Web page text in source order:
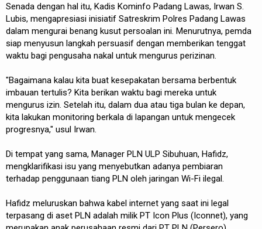
Senada dengan hal itu, Kadis Kominfo Padang Lawas, Irwan S.
Lubis, mengapresiasi inisiatif Satreskrim Polres Padang Lawas
dalam mengurai benang kusut persoalan ini. Menurutnya, pemda
siap menyusun langkah persuasif dengan memberikan tenggat
waktu bagi pengusaha nakal untuk mengurus perizinan.
"Bagaimana kalau kita buat kesepakatan bersama berbentuk
imbauan tertulis? Kita berikan waktu bagi mereka untuk
mengurus izin. Setelah itu, dalam dua atau tiga bulan ke depan,
kita lakukan monitoring berkala di lapangan untuk mengecek
progresnya," usul Irwan.
Di tempat yang sama, Manager PLN ULP Sibuhuan, Hafidz,
mengklarifikasi isu yang menyebutkan adanya pembiaran
terhadap penggunaan tiang PLN oleh jaringan Wi-Fi ilegal.
Hafidz meluruskan bahwa kabel internet yang saat ini legal
terpasang di aset PLN adalah milik PT Icon Plus (Iconnet), yang